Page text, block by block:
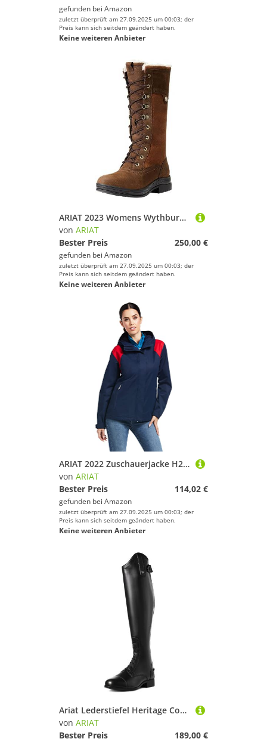
gefunden bei Amazon
zuletzt überprüft am 27.09.2025 um 00:03; der
Preis kann sich seitdem geändert haben.
Keine weiteren Anbieter
ARIAT 2023 Womens Wythburn II Wasserdicht Reiten Stiefel 10042411 - Java Footwear UK Size - UK 7
von ARIAT
Bester Preis
250,00 €
gefunden bei Amazon
zuletzt überprüft am 27.09.2025 um 00:03; der
Preis kann sich seitdem geändert haben.
Keine weiteren Anbieter
ARIAT 2022 Zuschauerjacke H20 Damen 10039216 - Team Womens Size - XS
von ARIAT
Bester Preis
114,02 €
gefunden bei Amazon
zuletzt überprüft am 27.09.2025 um 00:03; der
Preis kann sich seitdem geändert haben.
Keine weiteren Anbieter
Ariat Lederstiefel Heritage Contour II schwarz
von ARIAT
Bester Preis
189,00 €